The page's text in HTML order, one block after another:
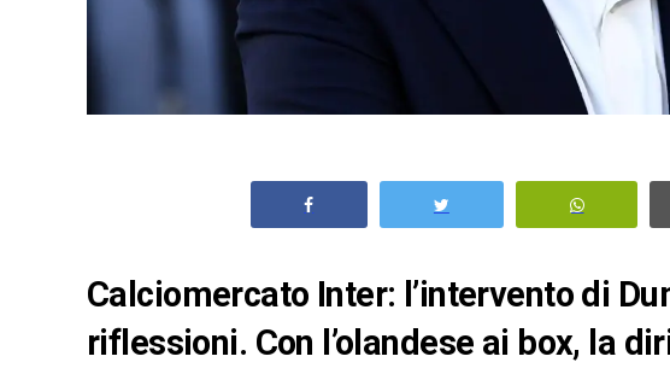
Calciomercato Inter: l’intervento di
riflessioni. Con l’olandese ai box, la